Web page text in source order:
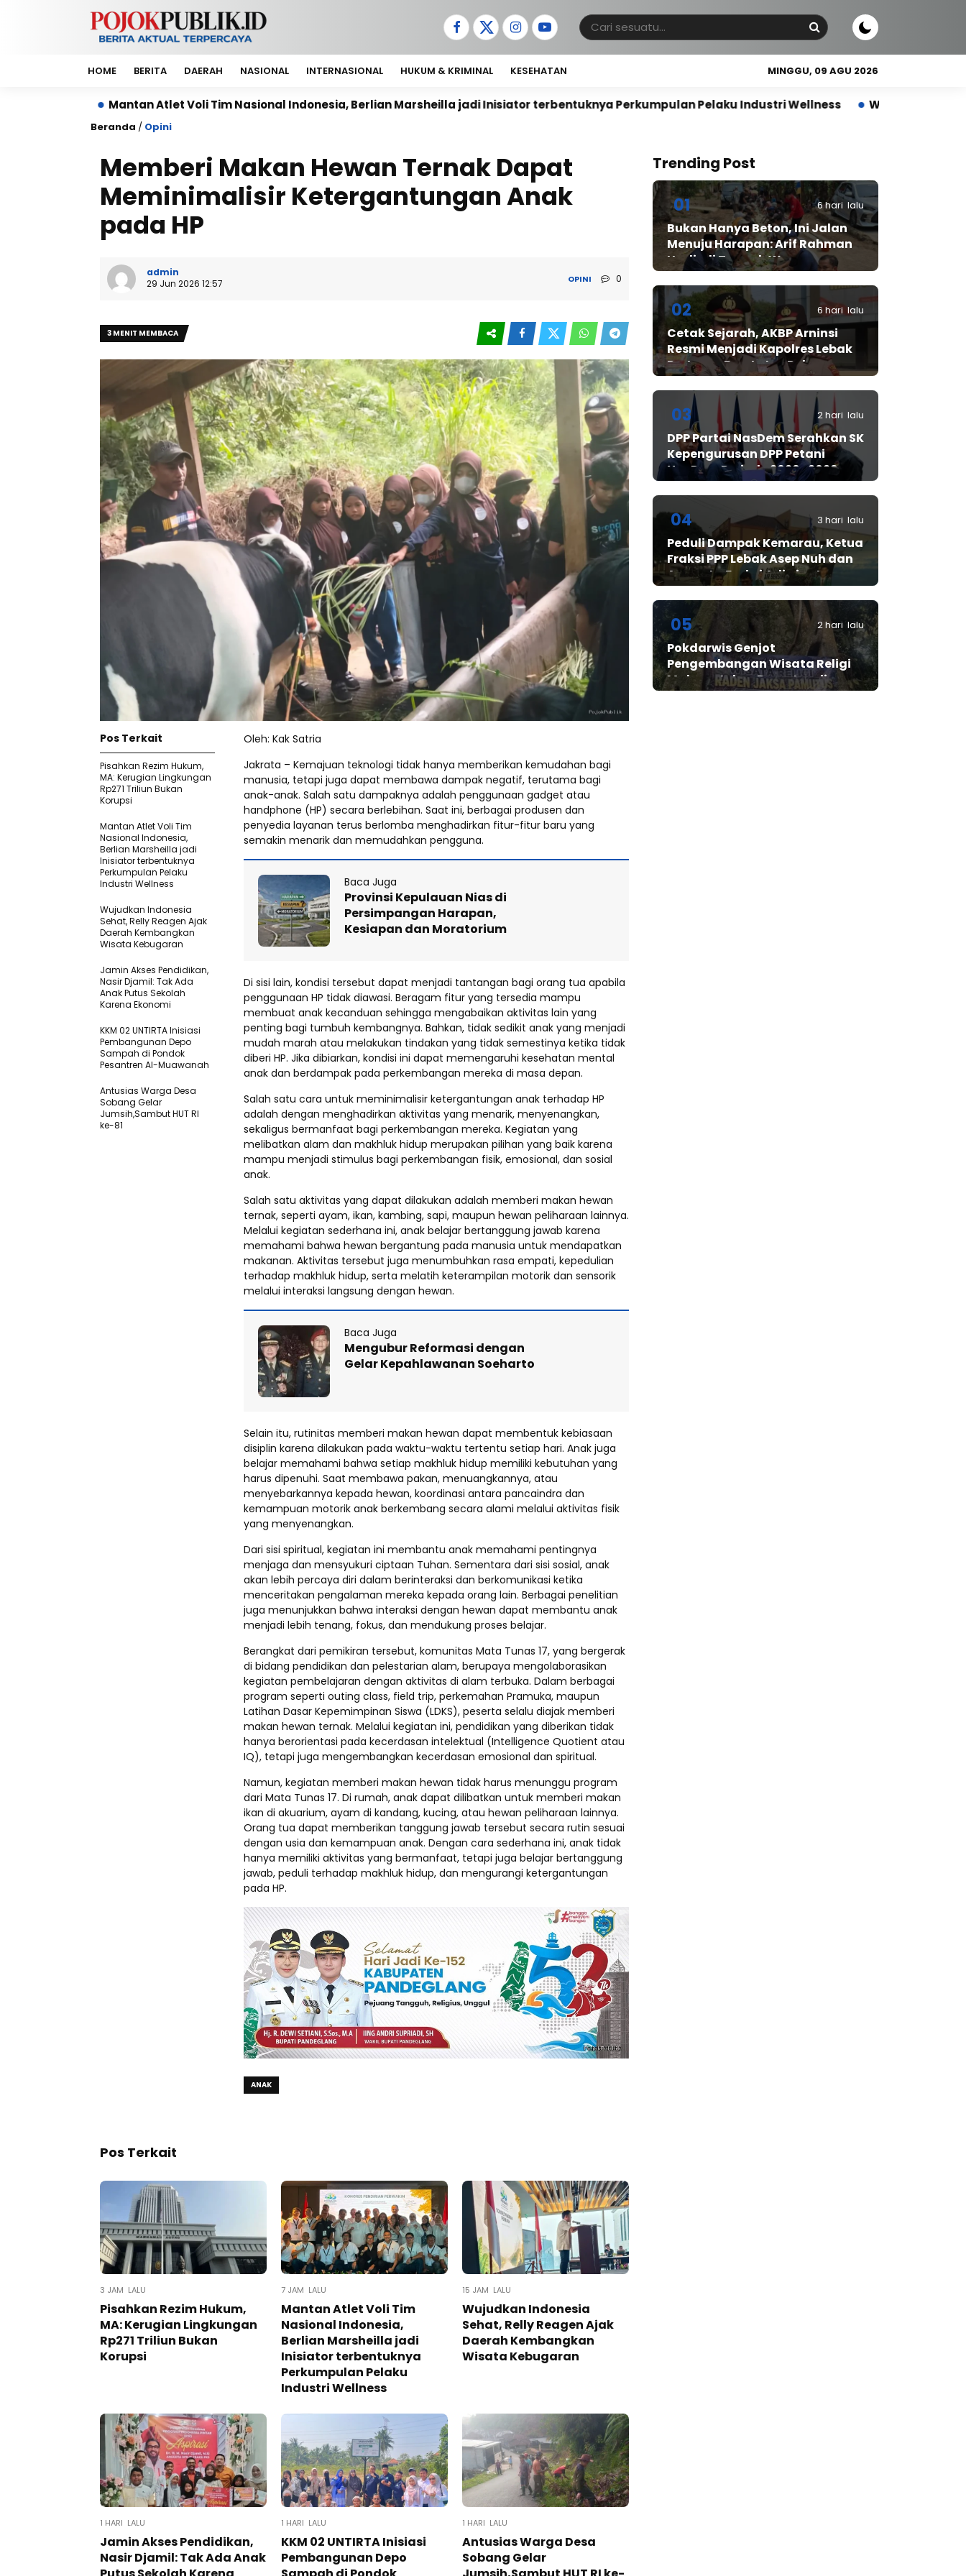
HOME BERITA DAERAH NASIONAL INTERNASIONAL HUKUM & KRIMINAL KESEHATAN MINGGU, 09 AGU 2026
Mantan Atlet Voli Tim Nasional Indonesia, Berlian Marsheilla jadi Inisiator terbentuknya Perkumpulan Pelaku Industri Wellness Wujudkan Indonesia Sehat, Relly
Beranda / Opini
Memberi Makan Hewan Ternak Dapat
Meminimalisir Ketergantungan Anak
pada HP
admin
29 Jun 2026 12:57
OPINI 0
3 MENIT MEMBACA
Oleh: Kak Satria
Jakrata – Kemajuan teknologi tidak hanya memberikan kemudahan bagi
manusia, tetapi juga dapat membawa dampak negatif, terutama bagi
anak-anak. Salah satu dampaknya adalah penggunaan gadget atau
handphone (HP) secara berlebihan. Saat ini, berbagai produsen dan
penyedia layanan terus berlomba menghadirkan fitur-fitur baru yang
semakin menarik dan memudahkan pengguna.
Baca Juga
Provinsi Kepulauan Nias di
Persimpangan Harapan,
Kesiapan dan Moratorium
Di sisi lain, kondisi tersebut dapat menjadi tantangan bagi orang tua apabila
penggunaan HP tidak diawasi. Beragam fitur yang tersedia mampu
membuat anak kecanduan sehingga mengabaikan aktivitas lain yang
penting bagi tumbuh kembangnya. Bahkan, tidak sedikit anak yang menjadi
mudah marah atau melakukan tindakan yang tidak semestinya ketika tidak
diberi HP. Jika dibiarkan, kondisi ini dapat memengaruhi kesehatan mental
anak dan berdampak pada perkembangan mereka di masa depan.
Salah satu cara untuk meminimalisir ketergantungan anak terhadap HP
adalah dengan menghadirkan aktivitas yang menarik, menyenangkan,
sekaligus bermanfaat bagi perkembangan mereka. Kegiatan yang
melibatkan alam dan makhluk hidup merupakan pilihan yang baik karena
mampu menjadi stimulus bagi perkembangan fisik, emosional, dan sosial
anak.
Salah satu aktivitas yang dapat dilakukan adalah memberi makan hewan
ternak, seperti ayam, ikan, kambing, sapi, maupun hewan peliharaan lainnya.
Melalui kegiatan sederhana ini, anak belajar bertanggung jawab karena
memahami bahwa hewan bergantung pada manusia untuk mendapatkan
makanan. Aktivitas tersebut juga menumbuhkan rasa empati, kepedulian
terhadap makhluk hidup, serta melatih keterampilan motorik dan sensorik
melalui interaksi langsung dengan hewan.
Baca Juga
Mengubur Reformasi dengan
Gelar Kepahlawanan Soeharto
Selain itu, rutinitas memberi makan hewan dapat membentuk kebiasaan
disiplin karena dilakukan pada waktu-waktu tertentu setiap hari. Anak juga
belajar memahami bahwa setiap makhluk hidup memiliki kebutuhan yang
harus dipenuhi. Saat membawa pakan, menuangkannya, atau
menyebarkannya kepada hewan, koordinasi antara pancaindra dan
kemampuan motorik anak berkembang secara alami melalui aktivitas fisik
yang menyenangkan.
Dari sisi spiritual, kegiatan ini membantu anak memahami pentingnya
menjaga dan mensyukuri ciptaan Tuhan. Sementara dari sisi sosial, anak
akan lebih percaya diri dalam berinteraksi dan berkomunikasi ketika
menceritakan pengalaman mereka kepada orang lain. Berbagai penelitian
juga menunjukkan bahwa interaksi dengan hewan dapat membantu anak
menjadi lebih tenang, fokus, dan mendukung proses belajar.
Berangkat dari pemikiran tersebut, komunitas Mata Tunas 17, yang bergerak
di bidang pendidikan dan pelestarian alam, berupaya mengolaborasikan
kegiatan pembelajaran dengan aktivitas di alam terbuka. Dalam berbagai
program seperti outing class, field trip, perkemahan Pramuka, maupun
Latihan Dasar Kepemimpinan Siswa (LDKS), peserta selalu diajak memberi
makan hewan ternak. Melalui kegiatan ini, pendidikan yang diberikan tidak
hanya berorientasi pada kecerdasan intelektual (Intelligence Quotient atau
IQ), tetapi juga mengembangkan kecerdasan emosional dan spiritual.
Namun, kegiatan memberi makan hewan tidak harus menunggu program
dari Mata Tunas 17. Di rumah, anak dapat dilibatkan untuk memberi makan
ikan di akuarium, ayam di kandang, kucing, atau hewan peliharaan lainnya.
Orang tua dapat memberikan tanggung jawab tersebut secara rutin sesuai
dengan usia dan kemampuan anak. Dengan cara sederhana ini, anak tidak
hanya memiliki aktivitas yang bermanfaat, tetapi juga belajar bertanggung
jawab, peduli terhadap makhluk hidup, dan mengurangi ketergantungan
pada HP.
ANAK
Pos Terkait
Pisahkan Rezim Hukum,
MA: Kerugian Lingkungan
Rp271 Triliun Bukan
Korupsi
Mantan Atlet Voli Tim
Nasional Indonesia,
Berlian Marsheilla jadi
Inisiator terbentuknya
Perkumpulan Pelaku
Industri Wellness
Wujudkan Indonesia
Sehat, Relly Reagen Ajak
Daerah Kembangkan
Wisata Kebugaran
Jamin Akses Pendidikan,
Nasir Djamil: Tak Ada
Anak Putus Sekolah
Karena Ekonomi
KKM 02 UNTIRTA Inisiasi
Pembangunan Depo
Sampah di Pondok
Pesantren Al-Muawanah
Antusias Warga Desa
Sobang Gelar
Jumsih,Sambut HUT RI
ke-81
Pos Terkait
3 JAM LALU
Pisahkan Rezim Hukum,
MA: Kerugian Lingkungan
Rp271 Triliun Bukan
Korupsi
7 JAM LALU
Mantan Atlet Voli Tim
Nasional Indonesia,
Berlian Marsheilla jadi
Inisiator terbentuknya
Perkumpulan Pelaku
Industri Wellness
15 JAM LALU
Wujudkan Indonesia
Sehat, Relly Reagen Ajak
Daerah Kembangkan
Wisata Kebugaran
1 HARI LALU
Jamin Akses Pendidikan,
Nasir Djamil: Tak Ada Anak
1 HARI LALU
KKM 02 UNTIRTA Inisiasi
Pembangunan Depo
1 HARI LALU
Antusias Warga Desa
Sobang Gelar
Trending Post
01 6 hari lalu
Bukan Hanya Beton, Ini Jalan
Menuju Harapan: Arif Rahman
Hadir di Tengah Warga
Cibadak
02 6 hari lalu
Cetak Sejarah, AKBP Arninsi
Resmi Menjadi Kapolres Lebak
Pertama Berstatus Polwan
03 2 hari lalu
DPP Partai NasDem Serahkan SK
Kepengurusan DPP Petani
NasDem Periode 2026–2029,
Arif Rahman, S.H. Resmi Pimpin
Nasdem
04 3 hari lalu
Peduli Dampak Kemarau, Ketua
Fraksi PPP Lebak Asep Nuh dan
Anggota Fraksi Adiwinata
Kusuma Salurkan Bantuan Air
Bersih untuk Warga
Bintangresm
05 2 hari lalu
Pokdarwis Genjot
Pengembangan Wisata Religi
Makam Jaksa Pamutus di
Lebak